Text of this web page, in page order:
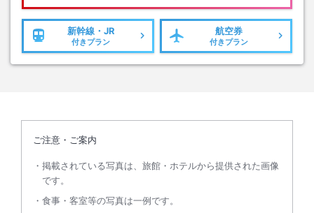
新幹線・JR
付きプラン
航空券
付きプラン
ご注意・ご案内
掲載されている写真は、旅館・ホテルから提供された画像
です。
食事・客室等の写真は一例です。